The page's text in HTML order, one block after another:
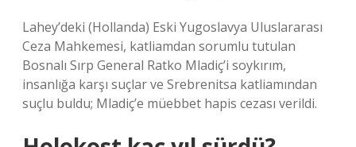
Lahey’deki (Hollanda) Eski Yugoslavya Uluslararası
Ceza Mahkemesi, katliamdan sorumlu tutulan
Bosnalı Sırp General Ratko Mladiç’i soykırım,
insanlığa karşı suçlar ve Srebrenitsa katliamından
suçlu buldu; Mladiç’e müebbet hapis cezası verildi.